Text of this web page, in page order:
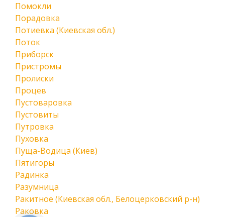
Помокли
Порадовка
Потиевка (Киевская обл.)
Поток
Приборск
Пристромы
Пролиски
Процев
Пустоваровка
Пустовиты
Путровка
Пуховка
Пуща-Водица (Киев)
Пятигоры
Радинка
Разумница
Ракитное (Киевская обл., Белоцерковский р-н)
Раковка